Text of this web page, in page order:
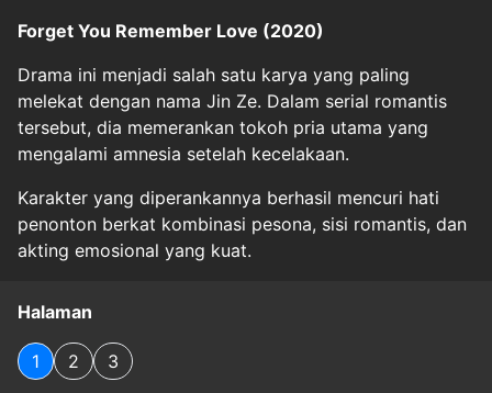
Forget You Remember Love (2020)
Drama ini menjadi salah satu karya yang paling
melekat dengan nama Jin Ze. Dalam serial romantis
tersebut, dia memerankan tokoh pria utama yang
mengalami amnesia setelah kecelakaan.
Karakter yang diperankannya berhasil mencuri hati
penonton berkat kombinasi pesona, sisi romantis, dan
akting emosional yang kuat.
Halaman
1 2 3